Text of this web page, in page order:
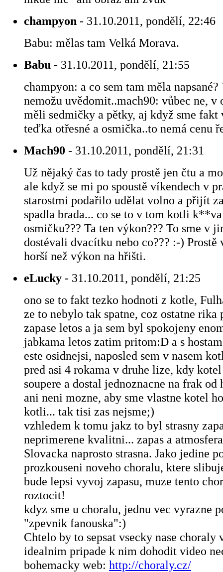
champyon - 31.10.2011, pondělí, 22:46
Babu: mělas tam Velká Morava.
Babu - 31.10.2011, pondělí, 21:55
champyon: a co sem tam měla
nemožu uvědomit..mach90: vůbec ne, v
měli sedmičky a pětky, aj když sme
teďka otřesné a osmička..to nemá cenu
Mach90 - 31.10.2011, pondělí, 21:31
Už nějaký čas to tady prostě jen čtu a
ale když se mi po spoustě víkendech v
starostmi podařilo udělat volno a přijít
spadla brada... co se to v tom kotli k**va
osmičku??? Ta ten výkon??? To sme v
dostévali dvacítku nebo co??? :-)
horší než výkon na hřišti.
eLucky - 31.10.2011, pondělí, 21:25
ono se to fakt tezko hodnoti z kotle,
ze to nebylo tak spatne, coz ostatne rika
zapase letos a ja sem byl spokojeny
jabkama letos zatim pritom:D a s
este osidnejsi, naposled sem v nasem
pred asi 4 rokama v druhe lize, kdy
soupere a dostal jednoznacne na frak
ani neni mozne, aby sme vlastne kotel
kotli... tak tisi zas nejsme;)
vzhledem k tomu jakz to byl strasny
neprimerene kvalitni... zapas a
Slovacka naprosto strasna. Jako jedine
prozkouseni noveho choralu, ktere
bude lepsi vyvoj zapasu, muze tento
roztocit!
kdyz sme u choralu, jednu vec vyrazne
"zpevnik fanouska":)
Chtelo by to sepsat vsecky nase choraly
idealnim pripade k nim dohodit video
bohemacky web: http://choraly.cz/